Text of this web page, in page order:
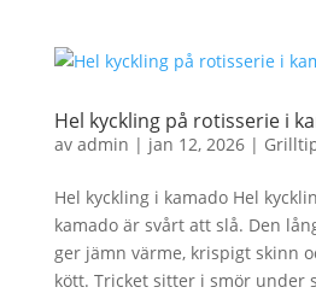
Hel kyckling på rotisserie i
av admin | jan 12, 2026|
Hel kyckling i kamado Hel
kamado är svårt att slå. Den
ger jämn värme, krispigt skinn
kött. Tricket sitter i smör under